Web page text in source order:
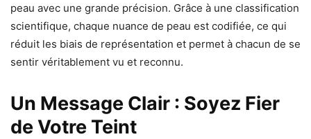
peau avec une grande précision. Grâce à une classification
scientifique, chaque nuance de peau est codifiée, ce qui
réduit les biais de représentation et permet à chacun de se
sentir véritablement vu et reconnu.
Un Message Clair : Soyez Fier
de Votre Teint